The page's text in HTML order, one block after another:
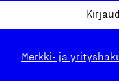
Merkki- ja